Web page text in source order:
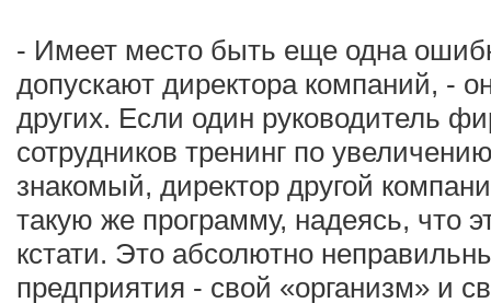
- Имеет место быть еще одна
допускают директора компаний, -
других. Если один руководитель
сотрудников тренинг по
знакомый, директор другой
такую же программу, надеясь, что
кстати. Это абсолютно
предприятия - свой «организм» и